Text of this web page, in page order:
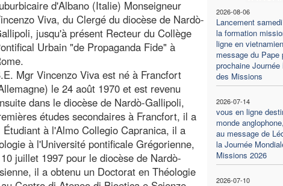
2026-08-06
Lancement
la formation
ligne en
message du Pape
prochaine Journée
des Missions
2026-07-14
vous en ligne
monde
au message de
la Journée
Missions 2026
2026-07-10
d'Albano (Italie) Monseigneur
Viva, du Clergé du diocèse de Nardò-
jusqu'à présent Recteur du Collège
Urbain "de Propaganda Fide" à
Mgr Vincenzo Viva est né à Francfort
le 24 août 1970 et est revenu
dans le diocèse de Nardò-Gallipoli,
études secondaires à Francfort, il a
à l'Almo Collegio Capranica, il a
à l'Université pontificale Grégorienne,
juillet 1997 pour le diocèse de Nardò-
il a obtenu un Doctorat en Théologie